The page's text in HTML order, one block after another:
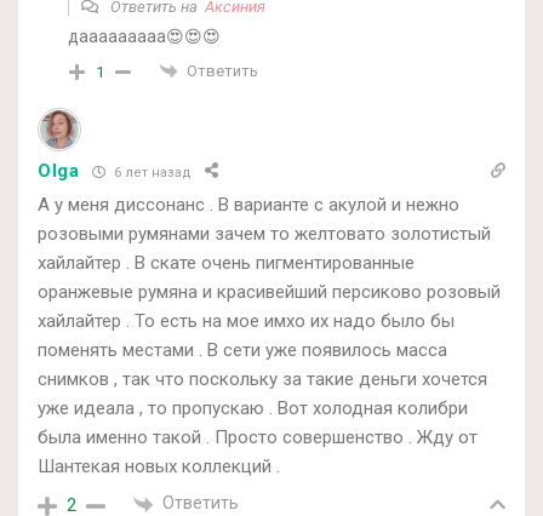
Ответить на Аксиния
дааааааааа😍😍😍
1 Ответить
Olga 6 лет назад
А у меня диссонанс . В варианте с акулой и нежно
розовыми румянами зачем то желтовато золотистый
хайлайтер . В скате очень пигментированные
оранжевые румяна и красивейший персиково розовый
хайлайтер . То есть на мое имхо их надо было бы
поменять местами . В сети уже появилось масса
снимков , так что поскольку за такие деньги хочется
уже идеала , то пропускаю . Вот холодная колибри
была именно такой . Просто совершенство . Жду от
Шантекая новых коллекций .
2 Ответить